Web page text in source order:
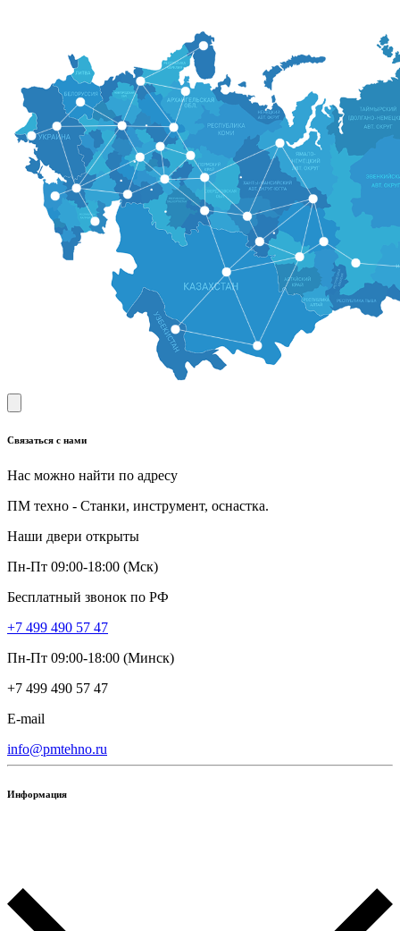
Связаться с нами
Нас можно найти по адресу
ПМ техно - Станки, инструмент, оснастка.
Наши двери открыты
Пн-Пт 09:00-18:00 (Мск)
Бесплатный звонок по РФ
+7 499 490 57 47
Пн-Пт 09:00-18:00 (Минск)
+7 499 490 57 47
E-mail
info@pmtehno.ru
Информация